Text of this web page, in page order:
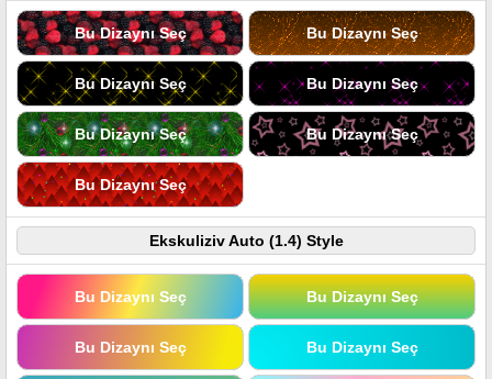
Bu Dizaynı Seç Bu Dizaynı Seç
Bu Dizaynı Seç Bu Dizaynı Seç
Bu Dizaynı Seç Bu Dizaynı Seç
Bu Dizaynı Seç
Ekskuliziv Auto (1.4) Style
Bu Dizaynı Seç Bu Dizaynı Seç
Bu Dizaynı Seç Bu Dizaynı Seç